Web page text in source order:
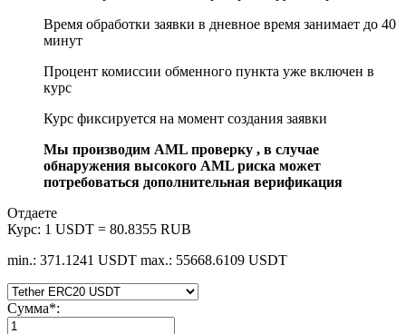
Время обработки заявки в дневное время занимает до 40
минут
Процент комиссии обменного пункта уже включен в
курс
Курс фиксируется на момент создания заявки
Мы производим AML проверку , в случае
обнаружения высокого AML риска может
потребоваться дополнительная верификация
Отдаете
Курс: 1 USDT = 80.8355 RUB
min.: 371.1241 USDT max.: 55668.6109 USDT
Сумма*: